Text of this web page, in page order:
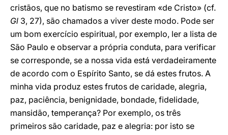
cristãos, que no batismo se revestiram «de Cristo» (cf.
Gl 3, 27), são chamados a viver deste modo. Pode ser
um bom exercício espiritual, por exemplo, ler a lista de
São Paulo e observar a própria conduta, para verificar
se corresponde, se a nossa vida está verdadeiramente
de acordo com o Espírito Santo, se dá estes frutos. A
minha vida produz estes frutos de caridade, alegria,
paz, paciência, benignidade, bondade, fidelidade,
mansidão, temperança? Por exemplo, os três
primeiros são caridade, paz e alegria: por isto se